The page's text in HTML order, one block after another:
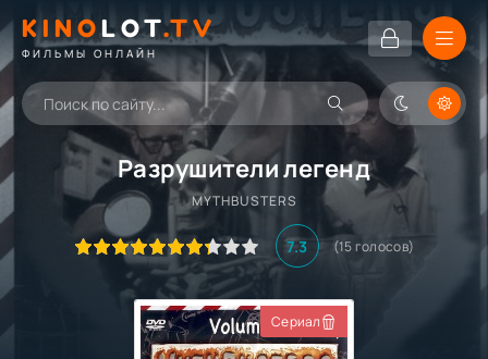
KINOLOT.TV
ФИЛЬМЫ ОНЛАЙН
Разрушители легенд
MYTHBUSTERS
7.3 (15голосов)
Сериал